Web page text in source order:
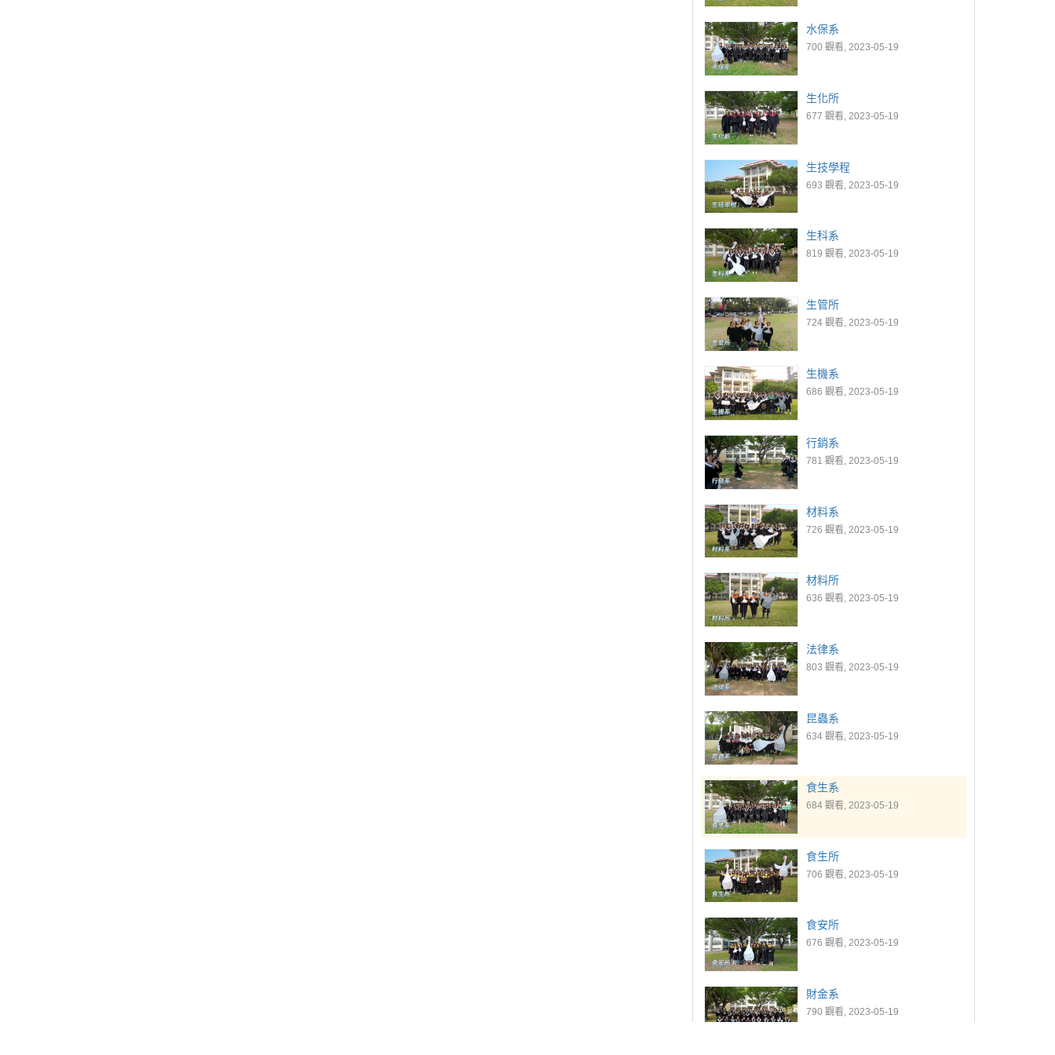
水保系
700 觀看, 2023-05-19
生化所
677 觀看, 2023-05-19
生技學程
693 觀看, 2023-05-19
生科系
819 觀看, 2023-05-19
生管所
724 觀看, 2023-05-19
生機系
686 觀看, 2023-05-19
行銷系
781 觀看, 2023-05-19
材料系
726 觀看, 2023-05-19
材料所
636 觀看, 2023-05-19
法律系
803 觀看, 2023-05-19
昆蟲系
634 觀看, 2023-05-19
食生系
684 觀看, 2023-05-19
食生所
706 觀看, 2023-05-19
食安所
676 觀看, 2023-05-19
財金系
790 觀看, 2023-05-19